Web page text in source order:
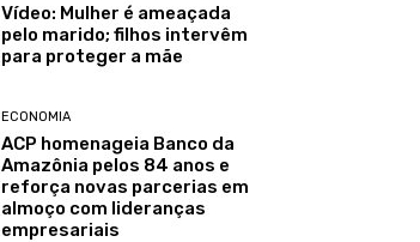
Vídeo: Mulher é ameaçada
pelo marido; filhos intervêm
para proteger a mãe
ECONOMIA
ACP homenageia Banco da
Amazônia pelos 84 anos e
reforça novas parcerias em
almoço com lideranças
empresariais